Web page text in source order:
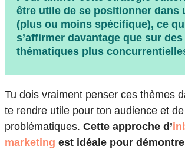
être utile de se positionner dans
(plus ou moins spécifique), ce
s’affirmer davantage que sur des
thématiques plus
Tu dois vraiment penser ces thèmes
te rendre utile pour ton audience et
problématiques. Cette approche d’
marketing est idéale pour